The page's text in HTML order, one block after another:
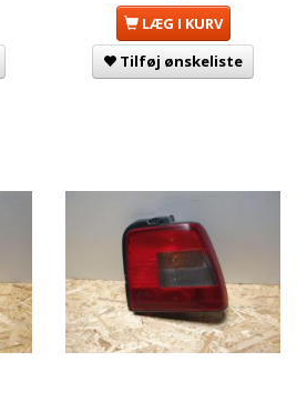
LÆG I KURV
Tilføj ønskeliste